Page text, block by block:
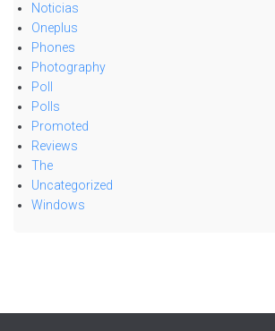
Noticias
Oneplus
Phones
Photography
Poll
Polls
Promoted
Reviews
The
Uncategorized
Windows